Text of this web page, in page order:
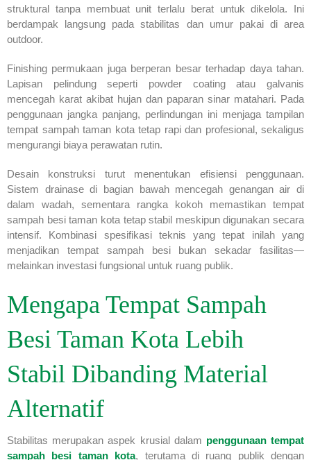
struktural tanpa membuat unit terlalu berat untuk dikelola. Ini
berdampak langsung pada stabilitas dan umur pakai di area
outdoor.
Finishing permukaan juga berperan besar terhadap daya tahan.
Lapisan pelindung seperti powder coating atau galvanis
mencegah karat akibat hujan dan paparan sinar matahari. Pada
penggunaan jangka panjang, perlindungan ini menjaga tampilan
tempat sampah taman kota tetap rapi dan profesional, sekaligus
mengurangi biaya perawatan rutin.
Desain konstruksi turut menentukan efisiensi penggunaan.
Sistem drainase di bagian bawah mencegah genangan air di
dalam wadah, sementara rangka kokoh memastikan tempat
sampah besi taman kota tetap stabil meskipun digunakan secara
intensif. Kombinasi spesifikasi teknis yang tepat inilah yang
menjadikan tempat sampah besi bukan sekadar fasilitas—
melainkan investasi fungsional untuk ruang publik.
Mengapa Tempat Sampah
Besi Taman Kota Lebih
Stabil Dibanding Material
Alternatif
Stabilitas merupakan aspek krusial dalam penggunaan tempat
sampah besi taman kota, terutama di ruang publik dengan